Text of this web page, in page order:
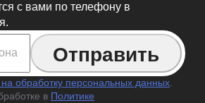
с вами по телефону в
обработку персональных данных.
в Политике